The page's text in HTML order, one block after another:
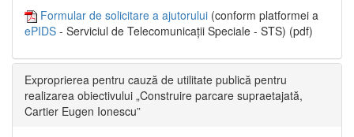
Formular de solicitare a ajutorului (conform platformei a
ePIDS - Serviciul de Telecomunicații Speciale - STS) (pdf)
Exproprierea pentru cauză de utilitate publică pentru
realizarea obiectivului „Construire parcare supraetajată,
Cartier Eugen Ionescu”